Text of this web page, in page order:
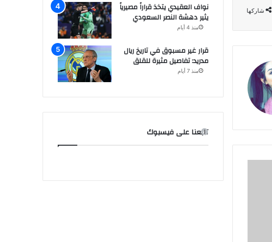
شاركها
نواف العقيدي يتخذ قراراً مصيرياً
يثير دهشة النصر السعودي
منذ 4 أيام
قرار غير مسبوق في تاريخ ريال
مدريد: تفاصيل مثيرة للقلق
منذ 7 أيام
تابعنا على فيسبوك